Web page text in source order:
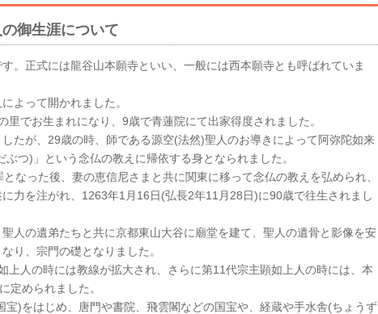
御生涯について
。正式には龍谷山本願寺といい、一般には西本願寺とも呼ばれていま
よって開かれました。
でお生まれになり、9歳で青蓮院にて出家得度されました。
たが、29歳の時、師である源空(法然)聖人のお導きによって阿弥陀如来
つ)」という念仏の教えに帰依する身となられました。
なった後、妻の恵信尼さまと共に関東に移って念仏の教えを弘められ、
力を注がれ、1263年1月16日(弘長2年11月28日)に90歳で往生されまし
人の遺弟たちと共に京都東山大谷に廟堂を建て、聖人の遺骨と影像を安
り、宗門の礎となりました。
人の時には教線が拡大され、さらに第11代宗主顕如上人の時には、本
定められました。
)をはじめ、唐門や書院、飛雲閣などの国宝や、経蔵や手水舎(ちょうず